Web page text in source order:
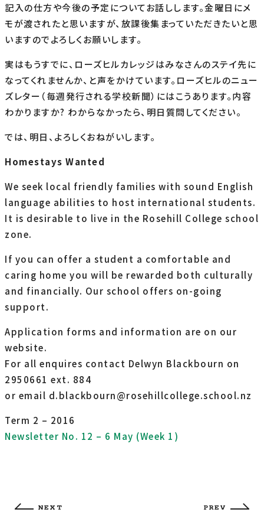
記入の仕方や今後の予定についてお話しします。金曜日にメ
モが渡されたと思いますが、放課後集まっていただきたいと思
いますのでよろしくお願いします。
実はもうすでに、ローズヒルカレッジはみなさんのステイ先に
なってくれませんか、と声をかけています。ローズヒルのニュー
ズレター（毎週発行される学校新聞）にはこうあります。内容
わかりますか? わからなかったら、明日質問してください。
では、明日、よろしくおねがいします。
Homestays Wanted
We seek local friendly families with sound English
language abilities to host international students.
It is desirable to live in the Rosehill College school
zone.
If you can offer a student a comfortable and
caring home you will be rewarded both culturally
and financially. Our school offers on-going
support.
Application forms and information are on our
website.
For all enquires contact Delwyn Blackbourn on
2950661 ext. 884
or email d.blackbourn@rosehillcollege.school.nz
Term 2 – 2016
Newsletter No. 12 – 6 May (Week 1)
PREV
NEXT